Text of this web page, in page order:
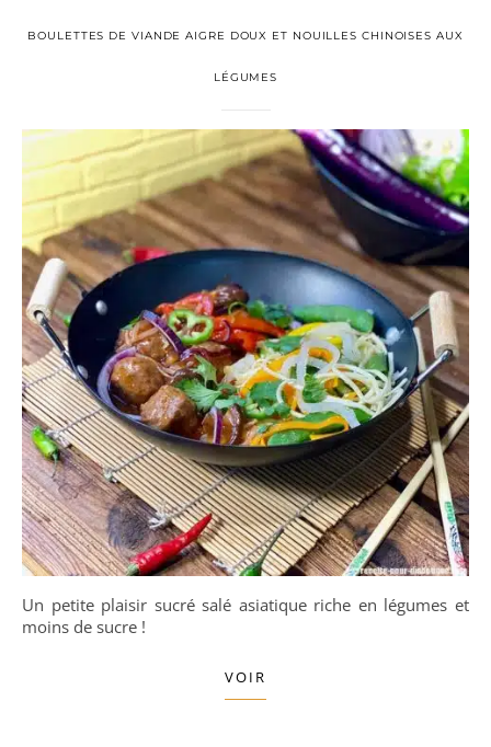
BOULETTES DE VIANDE AIGRE DOUX ET NOUILLES CHINOISES AUX
LÉGUMES
Un petite plaisir sucré salé asiatique riche en légumes et
moins de sucre !
VOIR